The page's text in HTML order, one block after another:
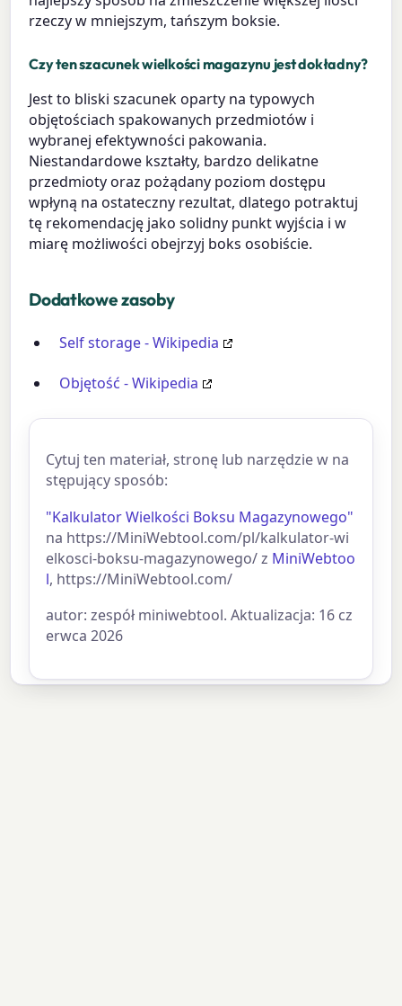
rzeczy w mniejszym, tańszym boksie.
Czy ten szacunek wielkości magazynu jest dokładny?
Jest to bliski szacunek oparty na typowych
objętościach spakowanych przedmiotów i
wybranej efektywności pakowania.
Niestandardowe kształty, bardzo delikatne
przedmioty oraz pożądany poziom dostępu
wpłyną na ostateczny rezultat, dlatego potraktuj
tę rekomendację jako solidny punkt wyjścia i w
miarę możliwości obejrzyj boks osobiście.
Dodatkowe zasoby
Self storage - Wikipedia
Objętość - Wikipedia
Cytuj ten materiał, stronę lub narzędzie w na
stępujący sposób:
"Kalkulator Wielkości Boksu Magazynowego"
na https://MiniWebtool.com/pl/kalkulator-wi
elkosci-boksu-magazynowego/ z MiniWebtoo
l, https://MiniWebtool.com/
autor: zespół miniwebtool. Aktualizacja: 16 cz
erwca 2026